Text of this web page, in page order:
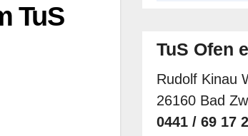
TuS
TuS Ofen
Rudolf Kinau
26160 Bad
0441 / 69 17